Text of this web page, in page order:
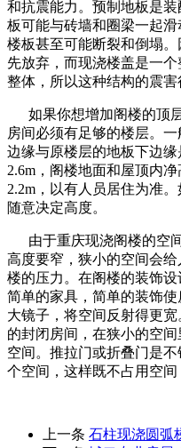
和抗震能力。预制地板是
板可能与砖墙和圈梁一起
楼板甚至可能断裂和倒塌
先放弃，而现浇楼盖是一
整体，所以这种结构的震害
如果你想增加阁楼的顶
房间必须有足够的楼层。
边缘与原楼层的地板下边
2.6m，阁楼地面和屋顶内
2.2m，以有人员居住为准
随意决定高度。
由于重庆现浇阁楼的空
高度要窄，狭小的空间会
楼的压力。在阁楼的装饰设
简单的家具，简单的装饰
大镜子，将空间反射得更
的封闭房间，在狭小的空
空间。推拉门或折叠门是
个空间，这样既不占用空间
上一条 石柱现浇圆弧